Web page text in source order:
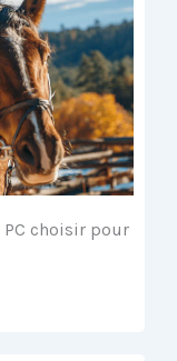
PC choisir pour